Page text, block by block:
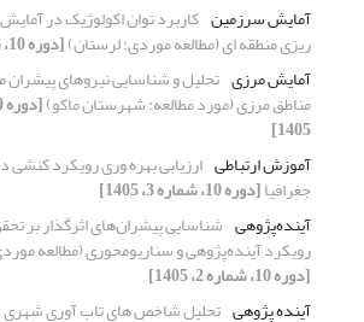
آمایش سرزمین کاربرد توان اکولوژیک در
ریزی منطقه ای (مطالعه موردی: لرستان)[دوره 10، شماره 4، 1405]
آمایش مرزی تحلیل و شناسایی نیروهای
مناطق مرزی (مورد مطالعه: شهرستان ماکو)
1405]
آموزش ارتباطی ارزیابی بهره وری رویکرد
جغرافیا[دوره 10، شماره 3، 1405]
آینده‌پژوهی شناسایی پیشران‌های اثرگذار بر
رویکرد آینده‌پژوهی و سناریومحوری (مطالعه
[دوره 10، شماره 2، 1405]
آینده پژوهی تحلیل شاخص های تاب آوری شهری